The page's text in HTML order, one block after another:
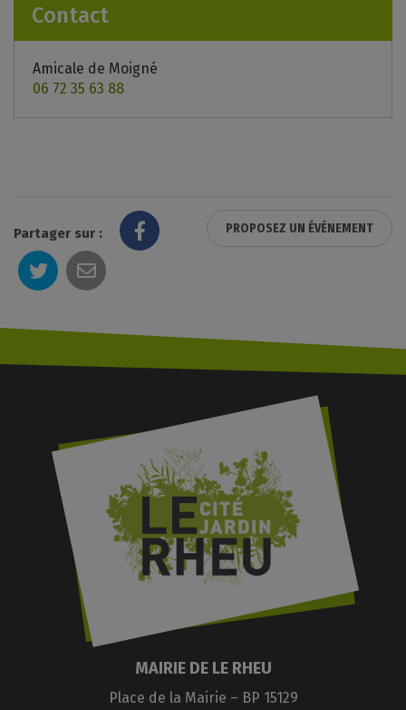
Contact
Amicale de Moigné
06 72 35 63 88
PROPOSEZ UN ÉVÉNEMENT
Partager sur :
MAIRIE DE LE RHEU
Place de la Mairie – BP 15129